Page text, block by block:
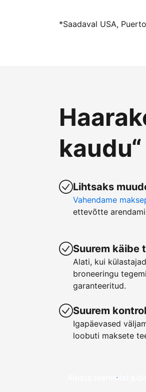
*Saadaval USA,
Lihtsaks
Vahendame
ettevõtte
Suurem käibe
Alati, kui
broneeringu
garanteeritud.
Suurem
Igapäevased
loobuti maksete
Alusta teenimist